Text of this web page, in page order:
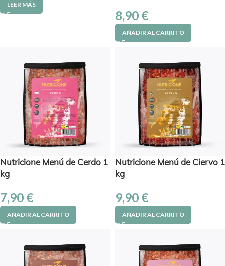
LEER MÁS
8,90 €
AÑADIR AL CARRITO
Nutricione Menú de Cerdo 1
kg
7,90 €
AÑADIR AL CARRITO
Nutricione Menú de Ciervo 1
kg
9,90 €
AÑADIR AL CARRITO